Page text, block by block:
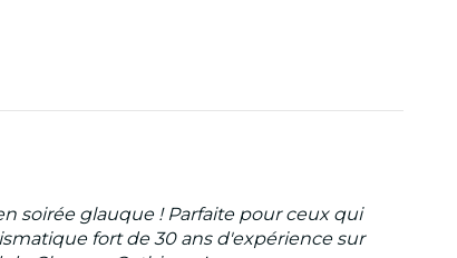
soirée glauque ! Parfaite pour ceux qui
fort de 30 ans d'expérience sur